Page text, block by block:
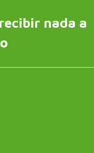
nada a